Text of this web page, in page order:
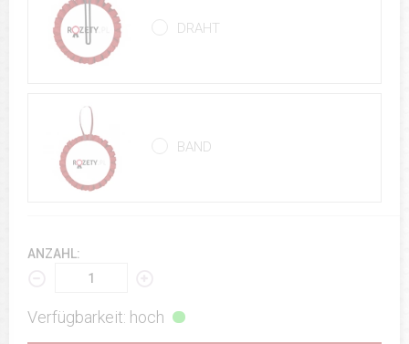
DRAHT
BAND
ANZAHL:
Verfügbarkeit: hoch